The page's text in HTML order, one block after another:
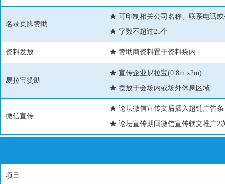
名录页脚赞助
★ 可印制相关公司名称、联系电话
★ 字数不超过25个
资料发放 ★ 赞助商资料置于资料袋内
易拉宝赞助
★ 宣传企业易拉宝(0.8m x2m)
★ 摆放于会场内或场外休息区域
微信宣传
★ 论坛微信宣传文后插入超链广告条
★ 论坛宣传期间微信宣传软文推广2
项目